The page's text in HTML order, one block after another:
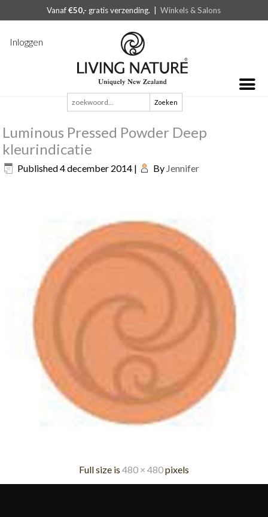
Vanaf€50,- gratis verzending. |Winkels & Salons
Inloggen
Zoeken
naar:
Luminous Pressed Powder Deep
kleurindicatie
Published4 december 2014 | By Jennifer
Full size is 480 × 480pixels